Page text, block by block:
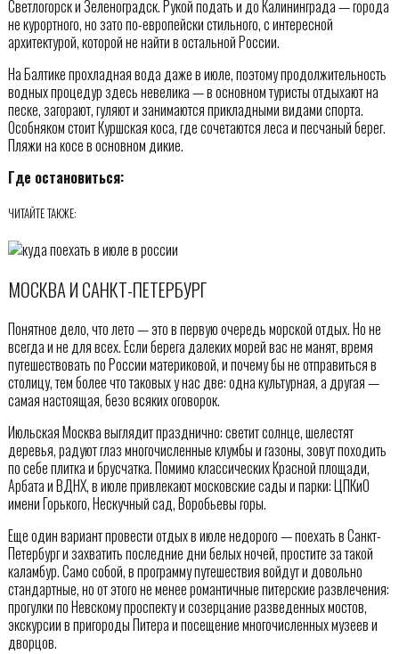
Светлогорск и Зеленоградск. Рукой подать и до Калининграда — города
не курортного, но зато по-европейски стильного, с интересной
архитектурой, которой не найти в остальной России.
На Балтике прохладная вода даже в июле, поэтому продолжительность
водных процедур здесь невелика — в основном туристы отдыхают на
песке, загорают, гуляют и занимаются прикладными видами спорта.
Особняком стоит Куршская коса, где сочетаются леса и песчаный берег.
Пляжи на косе в основном дикие.
Где остановиться:
ЧИТАЙТЕ ТАКЖЕ:
МОСКВА И САНКТ-ПЕТЕРБУРГ
Понятное дело, что лето — это в первую очередь морской отдых. Но не
всегда и не для всех. Если берега далеких морей вас не манят, время
путешествовать по России материковой, и почему бы не отправиться в
столицу, тем более что таковых у нас две: одна культурная, а другая —
самая настоящая, безо всяких оговорок.
Июльская Москва выглядит празднично: светит солнце, шелестят
деревья, радуют глаз многочисленные клумбы и газоны, зовут походить
по себе плитка и брусчатка. Помимо классических Красной площади,
Арбата и ВДНХ, в июле привлекают московские сады и парки: ЦПКиО
имени Горького, Нескучный сад, Воробьевы горы.
Еще один вариант провести отдых в июле недорого — поехать в Санкт-
Петербург и захватить последние дни белых ночей, простите за такой
каламбур. Само собой, в программу путешествия войдут и довольно
стандартные, но от этого не менее романтичные питерские развлечения:
прогулки по Невскому проспекту и созерцание разведенных мостов,
экскурсии в пригороды Питера и посещение многочисленных музеев и
дворцов.